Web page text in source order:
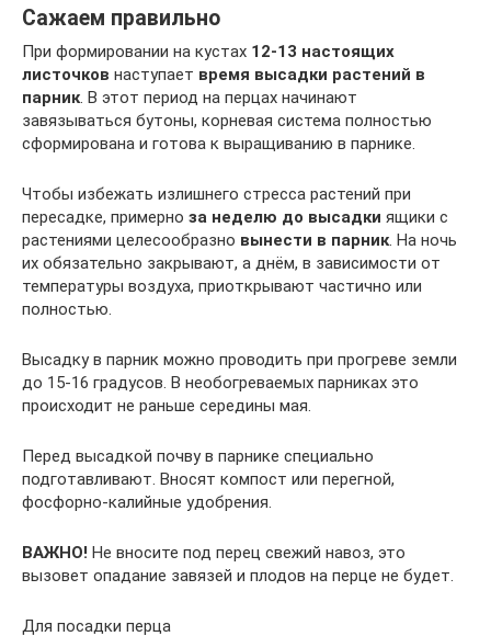
Сажаем правильно
При формировании на кустах 12-13 настоящих
листочков наступает время высадки растений в
парник. В этот период на перцах начинают
завязываться бутоны, корневая система полностью
сформирована и готова к выращиванию в парнике.
Чтобы избежать излишнего стресса растений при
пересадке, примерно за неделю до высадки ящики с
растениями целесообразно вынести в парник. На ночь
их обязательно закрывают, а днём, в зависимости от
температуры воздуха, приоткрывают частично или
полностью.
Высадку в парник можно проводить при прогреве земли
до 15-16 градусов. В необогреваемых парниках это
происходит не раньше середины мая.
Перед высадкой почву в парнике специально
подготавливают. Вносят компост или перегной,
фосфорно-калийные удобрения.
ВАЖНО! Не вносите под перец свежий навоз, это
вызовет опадание завязей и плодов на перце не будет.
Для посадки перца